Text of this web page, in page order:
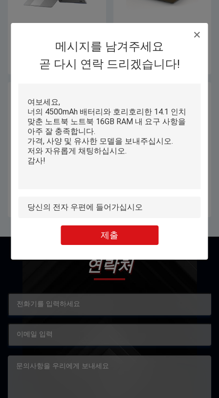
메시지를 남겨주세요
곧 다시 연락 드리겠습니다!
제출
최고의 가격을 얻으십시오
인치 안드로이드 노트북 노트북
최고의 가격을 얻으십시오
최고의 가격을 얻으십시오 최고의 가격을 얻으십시오
연락처